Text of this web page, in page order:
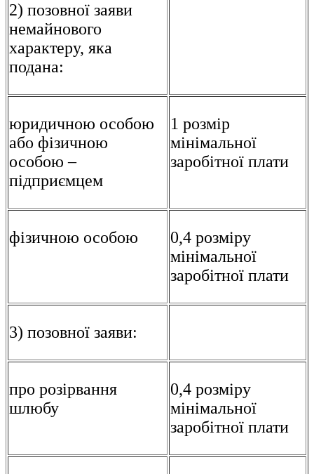
2) позовної заяви
немайнового
характеру, яка
подана:
юридичною особою
або фізичною
особою –
підприємцем
1 розмір
мінімальної
заробітної плати
фізичною особою
0,4 розміру
мінімальної
заробітної плати
3) позовної заяви:
про розірвання
шлюбу
0,4 розміру
мінімальної
заробітної плати